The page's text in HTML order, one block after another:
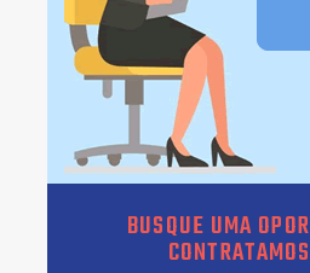
BUSQUE UMA